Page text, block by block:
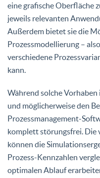
eine grafische Oberfläche
jeweils relevanten
Außerdem bietet sie die
Prozessmodellierung –
verschiedene
kann.
Während solche
und möglicherweise den
Prozessmanagement-
komplett störungsfrei. Die
können die
Prozess-Kennzahlen
optimalen Ablauf